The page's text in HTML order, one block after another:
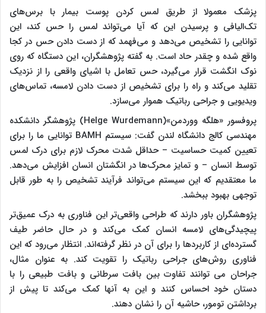
پزشک معمولا از طریق لمس کردن پوست بیمار با برس‌های
تک‌الیافی و پرسیدن این که آیا می‌تواند لمس را حس کند، این
توانایی را تشخیص می‌دهد و می‌فهمد که از دست دادن حس در کجا
واقع شده و چقدر حاد است. به گفته پژوهشگران، این دستگاه که روی
نوک انگشت قرار می‌گیرد، حس تعامل با اشیای واقعی را از نزدیک
تقلید می‌کند و راه را برای تشخیص از دست دادن لامسه، تماس‌های
ویدیویی و جراحی رباتیک هموار می‌سازد.
پروفسور «هلگه ووردمن»(Helge Wurdemann) پژوهشگر دانشکده
مهندسی کالج دانشگاه لندن گفت: سیستم BAMH توانایی ما را برای
تعیین کمیت حساسیت – حداقل شدت محرک لازم برای درک لمس
توسط انسان – و تمایز محرک‌ها در انگشتان انسان افزایش می‌دهد.
ما معتقدیم که این سیستم می‌تواند فرآیند تشخیص را به طور قابل
توجهی بهبود ببخشد.
پژوهشگران باور دارند که طراحی واقعی‌تر این فناوری به درک عمیق‌تر
پیچیدگی‌های لامسه انسان کمک می‌کند و در حال حاضر طیف
گسترده‌ای از کاربردها را برای آن در نظر گرفته‌اند. انتظار می‌رود که این
فناوری روش‌های جراحی رباتیک را تقویت کند. به عنوان مثال،
جراحان می توانند تفاوت بین بافت سرطانی و بافت طبیعی را با
دستان خود احساس کنند و این به آنها کمک می‌کند تا پیش از
برداشتن تومور، حاشیه آن را نشان دهند.